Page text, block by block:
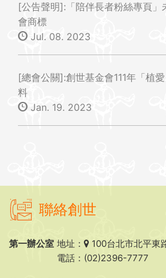
[公告聲明]:「陪伴長者粉絲專頁」
會商標
Jul. 08. 2023
[總會公關]:創世基金會111年「植
料
Jan. 19. 2023
聯絡創世
第一辦公室 地址：
100台北市北平東
電話：(02)2396-7777